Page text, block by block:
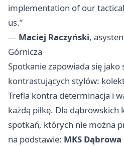
implementation of our
us.”
— Maciej Raczyński,
Górnicza
Spotkanie zapowiada się jako
kontrastujących stylów:
Trefla kontra determinacja i
każdą piłkę. Dla
spotkań, których nie można
na podstawie: MKS